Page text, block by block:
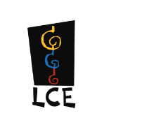
contenido